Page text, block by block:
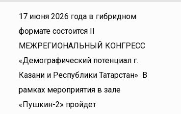
17 июня 2026 года в гибридном
формате состоится II
МЕЖРЕГИОНАЛЬНЫЙ КОНГРЕСС
«Демографический потенциал г.
Казани и Республики Татарстан» В
рамках мероприятия в зале
«Пушкин-2» пройдет